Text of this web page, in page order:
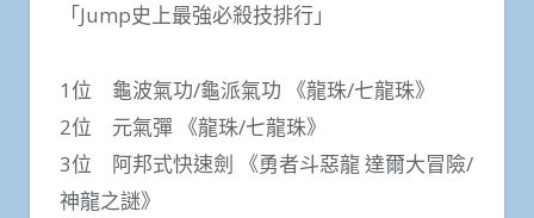
「Jump史上最強必殺技排行」
1位 龜波氣功/龜派氣功 《龍珠/七龍珠》
2位 元氣彈 《龍珠/七龍珠》
3位 阿邦式快速劍 《勇者斗惡龍 達爾大冒險/
神龍之謎》